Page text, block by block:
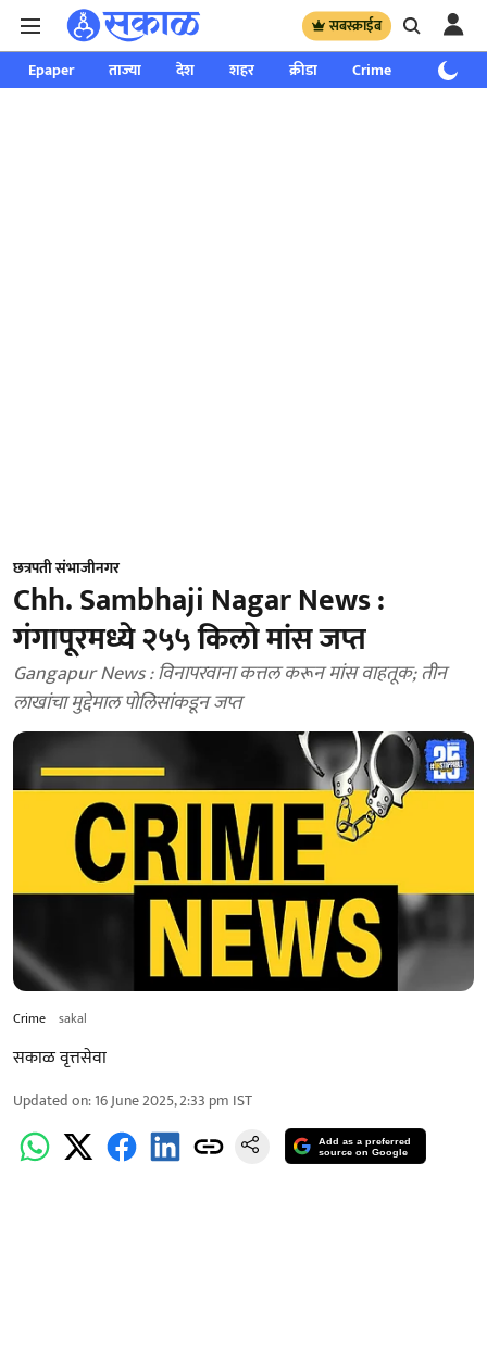
सबस्क्राईब
Epaper ताज्या देश शहर क्रीडा Crime साप्ताहिक
छत्रपती संभाजीनगर
Chh. Sambhaji Nagar News :
गंगापूरमध्ये २५५ किलो मांस जप्त
Gangapur News : विनापरवाना कत्तल करून मांस वाहतूक; तीन
लाखांचा मुद्देमाल पोलिसांकडून जप्त
Crime sakal
सकाळ वृत्तसेवा
Updated on:16 June 2025, 2:33 pm IST
Add as a preferred
source on Google